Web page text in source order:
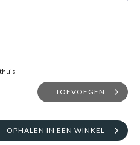
TOEVOEGEN
OPHALEN IN EEN WINKEL